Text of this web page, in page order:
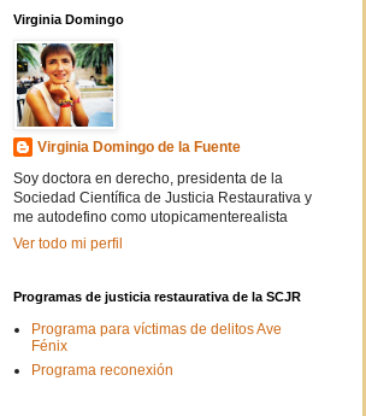
Virginia Domingo
Virginia Domingo de la Fuente
Soy doctora en derecho, presidenta de la
Sociedad Científica de Justicia Restaurativa y
me autodefino como utopicamenterealista
Ver todo mi perfil
Programas de justicia restaurativa de la SCJR
Programa para víctimas de delitos Ave
Fénix
Programa reconexión